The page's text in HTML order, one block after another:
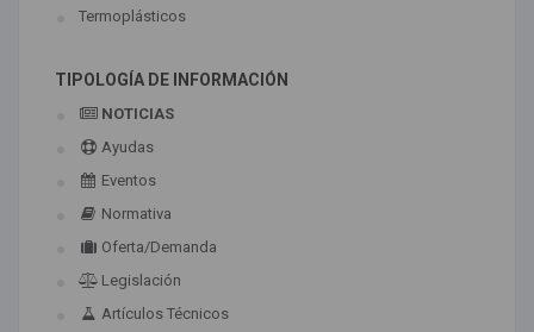
Termoplásticos
TIPOLOGÍA DE INFORMACIÓN
NOTICIAS
Ayudas
Eventos
Normativa
Oferta/Demanda
Legislación
Artículos Técnicos